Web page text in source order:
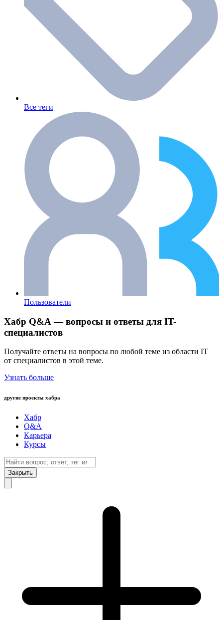
Все теги
Пользователи
Хабр Q&A — вопросы и ответы для IT-
специалистов
Получайте ответы на вопросы по любой теме из области IT
от специалистов в этой теме.
Узнать больше
другие проекты хабра
Хабр
Q&A
Карьера
Курсы
Закрыть